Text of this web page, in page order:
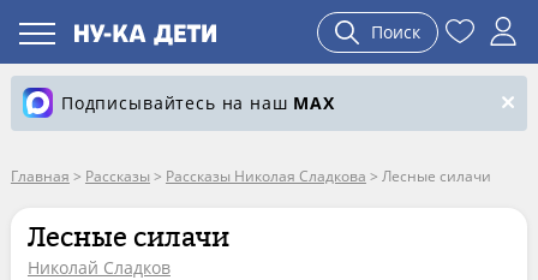
Поиск
Подписывайтесь на наш MAX
Главная > Рассказы > Рассказы Николая Сладкова > Лесные силачи
Лесные силачи
Николай Сладков